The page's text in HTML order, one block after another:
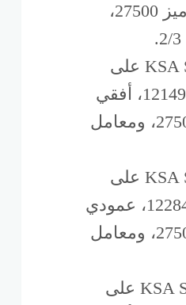
أفقي بمعدل ترميز 27500،
قناة KSA SPORT +1 على
عربسات بتردد 12149، أفقي
بمعدل ترميز 27500، ومعامل
قناة KSA SPORT +1 على
نايلسات بتردد 12284، عمودي
بمعدل ترميز 27500، ومعامل
قناة KSA SPORT + 2 على